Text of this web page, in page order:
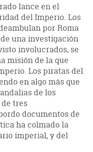
lance en el
del Imperio. Los
por Roma
una investigación
involucrados, se
misión de la que
Los piratas del
en algo más que
de los
tres
documentos de
ha colmado la
imperial, y del